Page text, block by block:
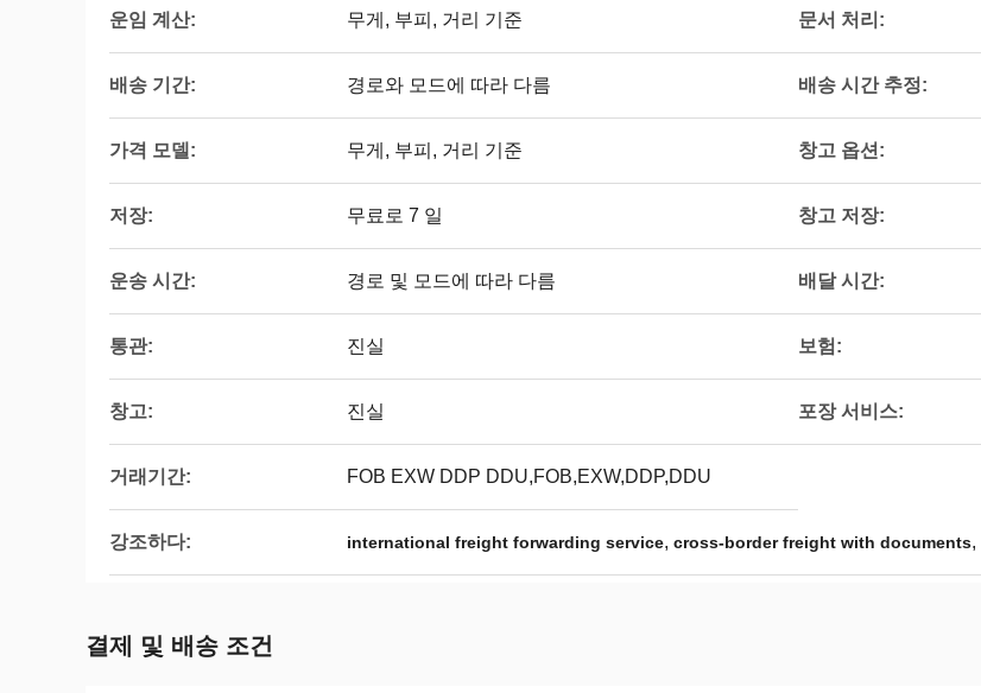
운임 계산: 무게, 부피, 거리 기준 문서 처리:
배송 기간: 경로와 모드에 따라 다름 배송 시간 추정:
가격 모델: 무게, 부피, 거리 기준 창고 옵션:
저장: 무료로 7 일 창고 저장:
운송 시간: 경로 및 모드에 따라 다름 배달 시간:
통관: 진실 보험:
창고: 진실 포장 서비스:
거래기간: FOB EXW DDP DDU,FOB,EXW,DDP,DDU
강조하다: international freight forwarding service, cross-border freight with documents,
결제 및 배송 조건